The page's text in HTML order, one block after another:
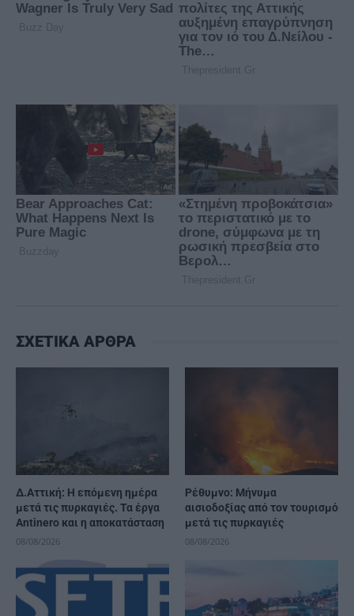
ΣΧΕΤΙΚΑ ΑΡΘΡΑ
Δ.Αττική: Η επόμενη ημέρα
μετά τις πυρκαγιές. Τα έργα
Antinero και η αποκατάσταση
08/08/2026
Ρέθυμνο: Μήνυμα
αισιοδοξίας από τον τουρισμό
μετά τις πυρκαγιές
08/08/2026